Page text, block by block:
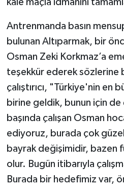
kale maçla idmanını
Antrenmanda basın
bulunan Altıparmak, bir
Osman Zeki Korkmaz’a
teşekkür ederek sözlerine
çalıştırıcı, "Türkiye'nin en
birine geldik, bunun için
başında çalışan Osman
ediyoruz, burada çok
bayrak değişimidir, bazen
olur. Bugün itibarıyla
Burada bir hedefimiz var,